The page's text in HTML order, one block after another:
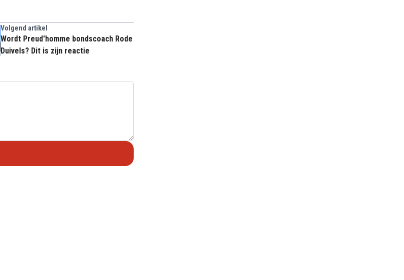
Volgend artikel
Wordt Preud'homme bondscoach Rode
Duivels? Dit is zijn reactie